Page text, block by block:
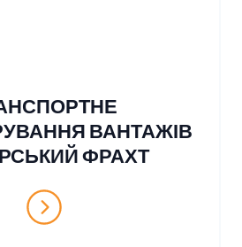
ВАНТАЖІВ
ФРАХТ